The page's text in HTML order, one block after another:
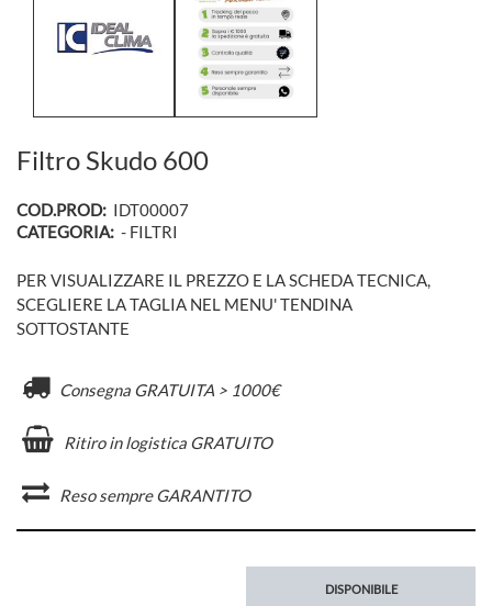
Filtro Skudo 600
COD.PROD: IDT00007
CATEGORIA: - FILTRI
PER VISUALIZZARE IL PREZZO E LA SCHEDA TECNICA,
SCEGLIERE LA TAGLIA NEL MENU' TENDINA
SOTTOSTANTE
Consegna GRATUITA > 1000€
Ritiro in logistica GRATUITO
Reso sempre GARANTITO
DISPONIBILE